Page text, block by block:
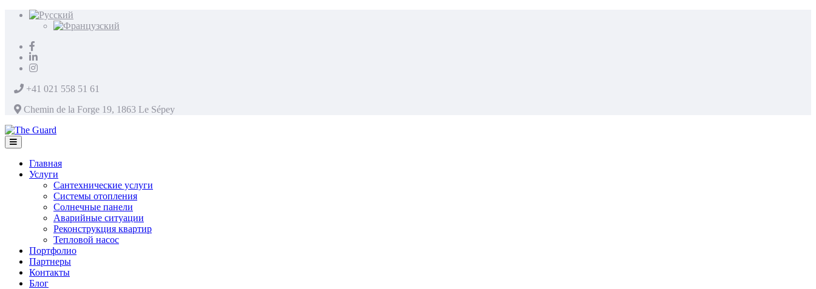
+41 021 558 51 61
Chemin de la Forge 19, 1863 Le Sépey
Главная
Услуги
Сантехнические услуги
Системы отопления
Солнечные панели
Аварийные ситуации
Реконструкция квартир
Тепловой насос
Портфолио
Партнеры
Контакты
Блог